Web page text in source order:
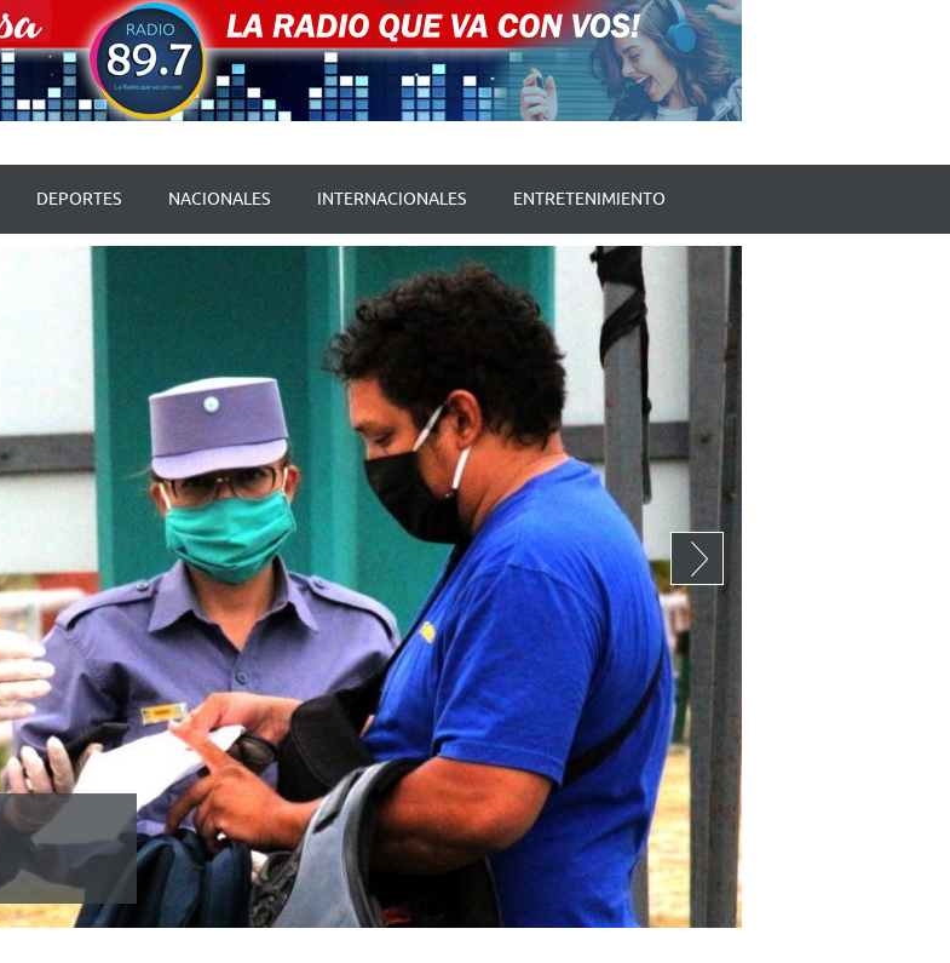
DEPORTES NACIONALES INTERNACIONALES ENTRETENIMIENTO